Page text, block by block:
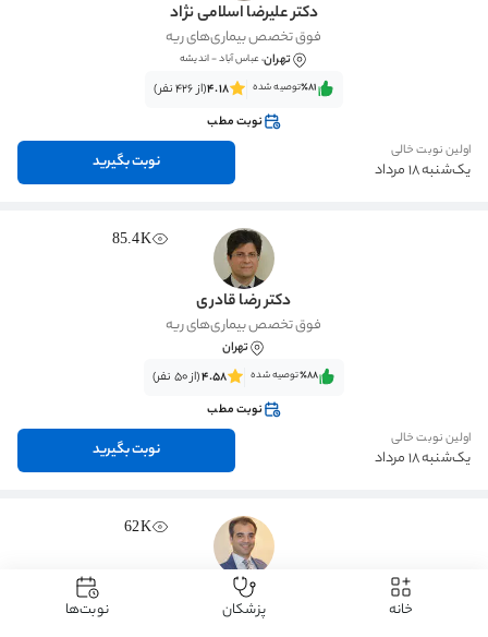
دکتر علیرضا اسلامی نژاد
فوق تخصص بیماری‌های ریه
تهران، عباس آباد - اندیشه
٪81‌‌‌توصیه شده 4.18(از 426 نفر)
نوبت مطب
اولین نوبت خالی
یک‌شنبه 18 مرداد نوبت بگیرید
85.4K
دکتر رضا قادری
فوق تخصص بیماری‌های ریه
تهران
٪88‌‌‌توصیه شده 4.58(از 50 نفر)
نوبت مطب
اولین نوبت خالی
یک‌شنبه 18 مرداد نوبت بگیرید
62K
دکتر محسن فرخ پور
فوق تخصص بیماری‌های ریه خانه پزشکان نوبت‌ها